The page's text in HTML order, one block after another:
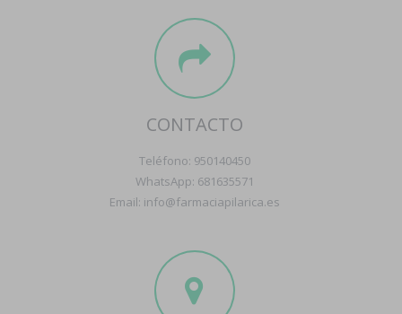
CONTACTO
Teléfono: 950140450
WhatsApp: 681635571
Email: info@farmaciapilarica.es